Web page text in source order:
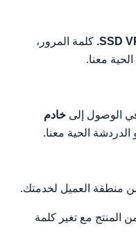
كلمة المرور،
معنا.
الوصول إلى خادم
الدردشة الحية معنا.
المنتج مع تغير كلمة